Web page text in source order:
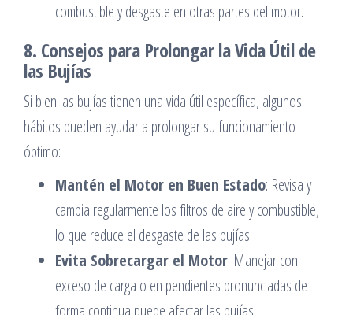
combustible y desgaste en otras partes del motor.
8. Consejos para Prolongar la Vida Útil de
las Bujías
Si bien las bujías tienen una vida útil específica, algunos
hábitos pueden ayudar a prolongar su funcionamiento
óptimo:
Mantén el Motor en Buen Estado: Revisa y
cambia regularmente los filtros de aire y combustible,
lo que reduce el desgaste de las bujías.
Evita Sobrecargar el Motor: Manejar con
exceso de carga o en pendientes pronunciadas de
forma continua puede afectar las bujías.